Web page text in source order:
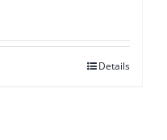
Details